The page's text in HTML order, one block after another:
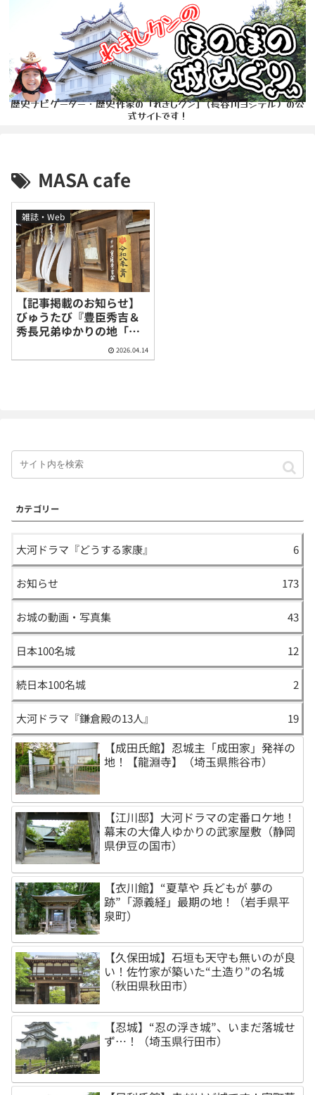
歴史ナビゲーター・歴史作家の「れきしクン」(長谷川ヨシテル）の公
式サイトです！
MASA cafe
雑誌・Web
【記事掲載のお知らせ】
びゅうたび『豊臣秀吉＆
秀長兄弟ゆかりの地「名
古屋市中村」を巡る歴史
旅』
2026.04.14
カテゴリー
大河ドラマ『どうする家康』 6
お知らせ 173
お城の動画・写真集 43
日本100名城 12
続日本100名城 2
大河ドラマ『鎌倉殿の13人』 19
【成田氏館】忍城主「成田家」発祥の
地！【龍淵寺】（埼玉県熊谷市）
【江川邸】大河ドラマの定番ロケ地！
幕末の大偉人ゆかりの武家屋敷（静岡
県伊豆の国市）
【衣川館】“夏草や 兵どもが 夢の
跡”「源義経」最期の地！（岩手県平
泉町）
【久保田城】石垣も天守も無いのが良
い！佐竹家が築いた“土造り”の名城
（秋田県秋田市）
【忍城】“忍の浮き城”、いまだ落城せ
ず…！（埼玉県行田市）